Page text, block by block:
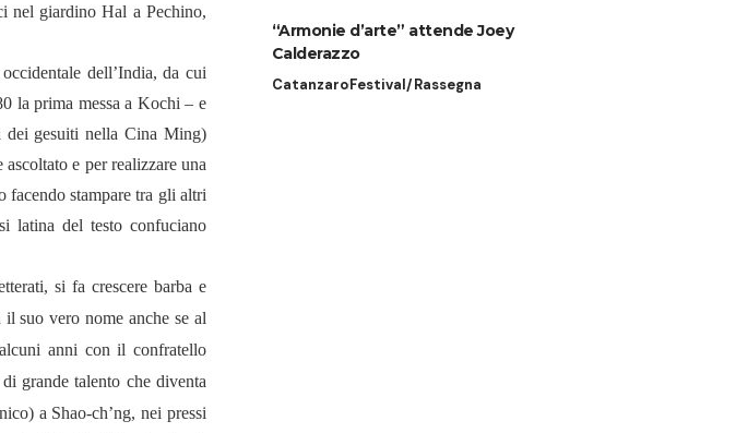
nel giardino Hal a Pechino,
dell’India, da cui
la prima messa a Kochi – e
dei gesuiti nella Cina Ming)
e per realizzare una
facendo stampare tra gli altri
latina del testo confuciano
si fa crescere barba e
suo vero nome anche se al
anni con il confratello
grande talento che diventa
a Shao-ch’ng, nei pressi
“Armonie d’arte” attende Joey
Calderazzo
CatanzaroFestival/Rassegna